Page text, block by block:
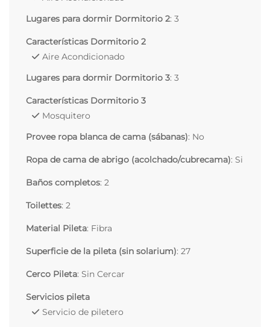
Lugares para dormir Dormitorio 2: 3
Características Dormitorio 2
Aire Acondicionado
Lugares para dormir Dormitorio 3: 3
Características Dormitorio 3
Mosquitero
Provee ropa blanca de cama (sábanas): No
Ropa de cama de abrigo (acolchado/cubrecama): Si
Baños completos: 2
Toilettes: 2
Material Pileta: Fibra
Superficie de la pileta (sin solarium): 27
Cerco Pileta: Sin Cercar
Servicios pileta
Servicio de piletero